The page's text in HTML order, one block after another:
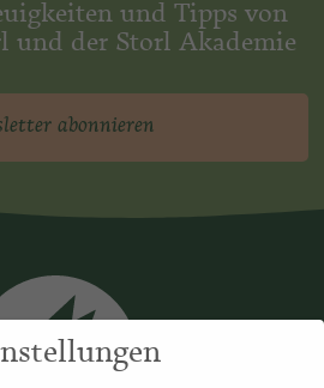
und Tipps von
und der Storl Akademie
abonnieren